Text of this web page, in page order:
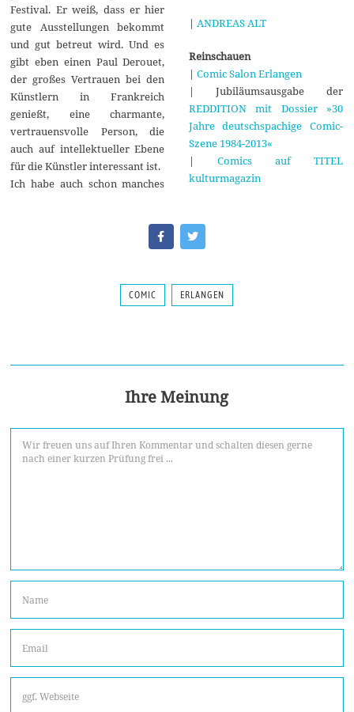
Festival. Er weiß, dass er hier
gute Ausstellungen bekommt
und gut betreut wird. Und es
gibt eben einen Paul Derouet,
der großes Vertrauen bei den
Künstlern in Frankreich
genießt, eine charmante,
vertrauensvolle Person, die
auch auf intellektueller Ebene
für die Künstler interessant ist.
Ich habe auch schon manches
| ANDREAS ALT
Reinschauen
| Comic Salon Erlangen
| Jubiläumsausgabe der
REDDITION mit Dossier »30
Jahre deutschspachige Comic-
Szene 1984-2013«
| Comics auf TITEL
kulturmagazin
COMIC ERLANGEN
Ihre Meinung